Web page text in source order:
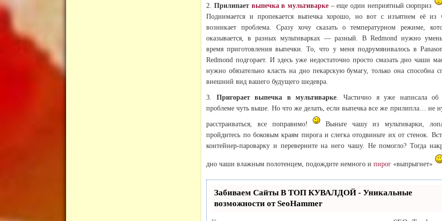
2. Прилипает выпечка в мультиварке – еще один неприятный сюрприз
Поднимается и пропекается выпечка хорошо, но вот с изъятием её из
возникает проблема. Сразу хочу сказать о температурном режиме,
оказывается, в разных мультиварках — разный. В Redmond нужно
время приготовления выпечки. То, что у меня подрумянивалось в
Redmond подгорает. И здесь уже недостаточно просто смазать дно чаши
нужно обязательно класть на дно пекарскую бумагу, только она способна
внешний вид вашего будущего шедевра.
3. Пригорает выпечка в мультиварке . Частично я уже написала об
проблеме чуть выше. Но что же делать, если выпечка все же прилипла… не
расстраиваться, все поправимо!
Выньте чашу из мультиварки,
пройдитесь по боковым краям пирога и слегка отодвиньте их от стенок.
контейнер-пароварку и переверните на него чашу. Не помогло? Тогда
дно чаши влажным полотенцем, подождите немного ипирог «выпрыгнет»
Забиваем Сайты В ТОП КУВАЛДОЙ - Уникальные
возможности от SeoHammer